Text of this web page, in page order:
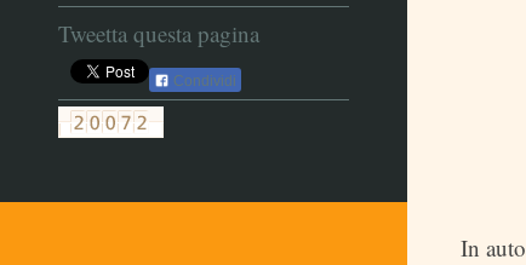
In
Tweetta questa pagina
Condividi